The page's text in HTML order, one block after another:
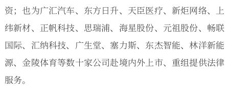
资；也为广汇汽车、东方日升、天臣医疗、新炬网络、上
纬新材、正帆科技、思瑞浦、海星股份、元祖股份、畅联
国际、汇纳科技、广生堂、塞力斯、东杰智能、林洋新能
源、金陵体育等数十家公司赴境内外上市、重组提供法律
服务。